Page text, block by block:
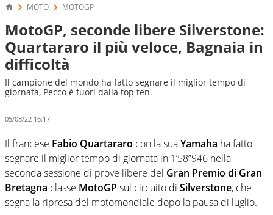
MOTO MOTOGP
MotoGP, seconde libere Silverstone:
Quartararo il più veloce, Bagnaia in
difficoltà
Il campione del mondo ha fatto segnare il miglior tempo di
giornata, Pecco è fuori dalla top ten.
05/08/22 16:17
Il francese Fabio Quartararo con la suaYamaha ha fatto
segnare il miglior tempo di giornata in 1’58”946 nella
seconda sessione di prove libere del Gran Premio di Gran
Bretagna classe MotoGP sul circuito di Silverstone, che
segna la ripresa del motomondiale dopo la pausa di luglio.